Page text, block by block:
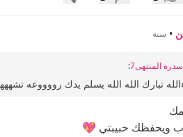
إعجاب عدم إعجاب
• سنة
سدرة المنتهى7 :
تبارك الله الله يسلم يدك رووووعه
ويحفظك حبيبتي 💖